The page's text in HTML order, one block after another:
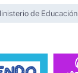
de Educación